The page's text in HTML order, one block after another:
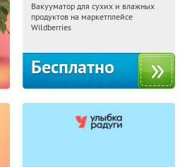
13:50:59 Получили:190
Россия
Вакууматор для сухих и влажных
продуктов на маркетплейсе
Wildberries
Бесплатно